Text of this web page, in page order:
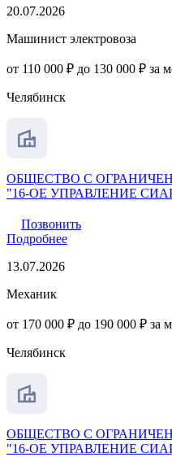
20.07.2026
Машинист электровоза
от 110 000 ₽ до 130 000 ₽ за
Челябинск
ОБЩЕСТВО С
"16-ОЕ УПРАВЛЕНИЕ
Позвонить
Подробнее
13.07.2026
Механик
от 170 000 ₽ до 190 000 ₽ за
Челябинск
ОБЩЕСТВО С
"16-ОЕ УПРАВЛЕНИЕ